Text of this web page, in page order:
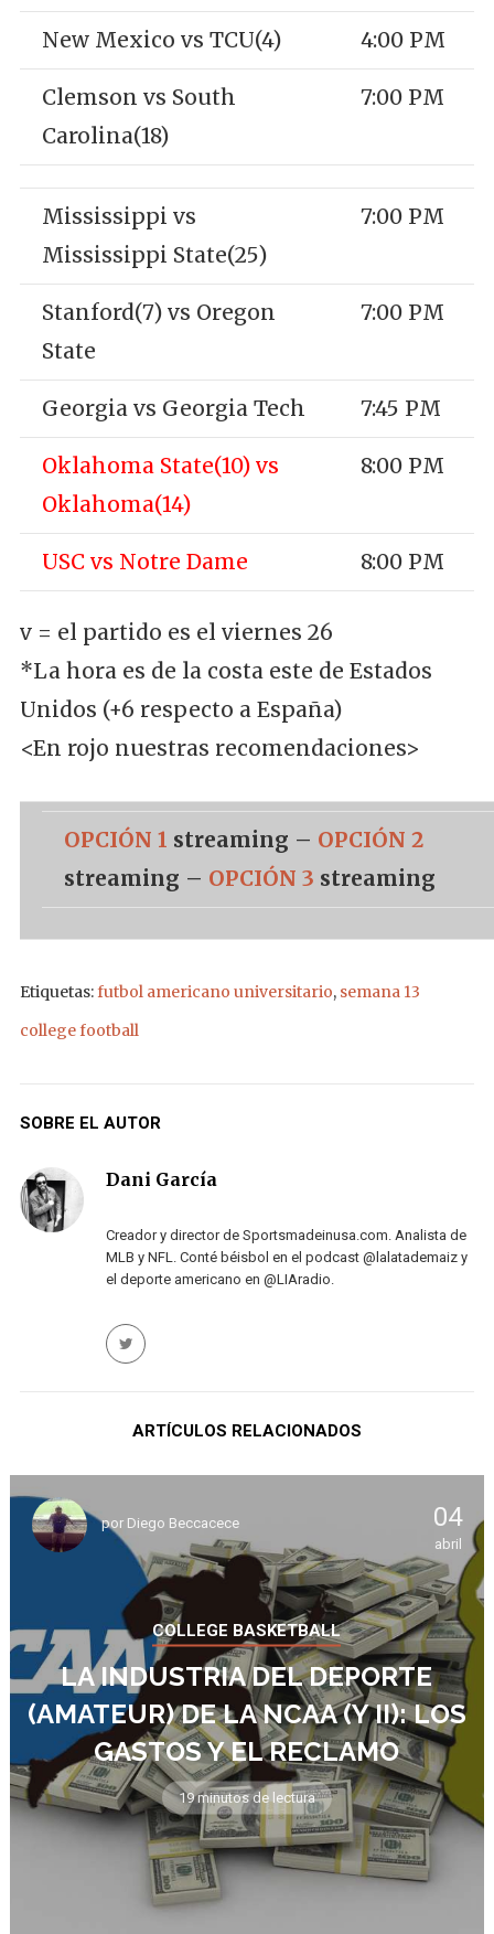
New Mexico vs TCU(4) 4:00 PM
Clemson vs South
Carolina(18)
7:00 PM
Mississippi vs
Mississippi State(25)
7:00 PM
Stanford(7) vs Oregon
State
7:00 PM
Georgia vs Georgia Tech 7:45 PM
Oklahoma State(10) vs
Oklahoma(14)
8:00 PM
USC vs Notre Dame 8:00 PM
v = el partido es el viernes 26
*La hora es de la costa este de Estados
Unidos (+6 respecto a España)
<En rojo nuestras recomendaciones>
OPCIÓN 1 streaming – OPCIÓN 2
streaming – OPCIÓN 3 streaming
Etiquetas:futbol americano universitario, semana 13
college football
SOBRE EL AUTOR
Dani García
Creador y director de Sportsmadeinusa.com. Analista de
MLB y NFL. Conté béisbol en el podcast @lalatademaiz y
el deporte americano en @LIAradio.
ARTÍCULOS RELACIONADOS
por Diego Beccacece 04
abril
COLLEGE BASKETBALL
LA INDUSTRIA DEL DEPORTE
(AMATEUR) DE LA NCAA (Y II): LOS
GASTOS Y EL RECLAMO
19 minutos de lectura